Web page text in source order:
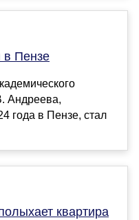
в Пензе
Андреева,
года в Пензе, стал
квартира